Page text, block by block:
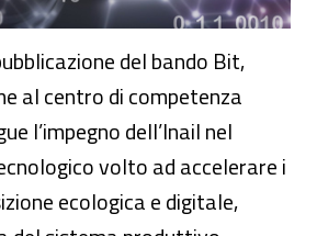
del bando Bit,
al centro di competenza
l’impegno dell’Inail nel
volto ad accelerare i
ecologica e digitale,